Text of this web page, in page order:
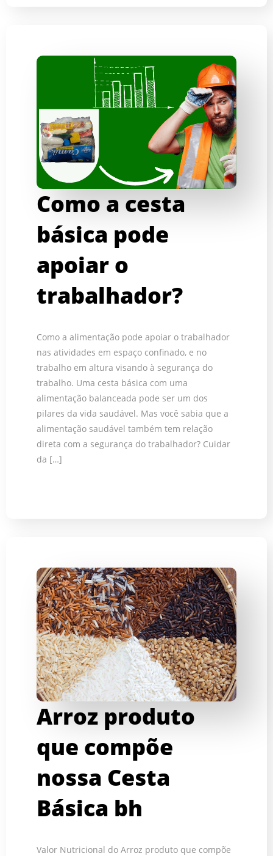
Como a cesta
básica pode
apoiar o
trabalhador?
Como a alimentação pode apoiar o trabalhador
nas atividades em espaço confinado, e no
trabalho em altura visando à segurança do
trabalho. Uma cesta básica com uma
alimentação balanceada pode ser um dos
pilares da vida saudável. Mas você sabia que a
alimentação saudável também tem relação
direta com a segurança do trabalhador? Cuidar
da […]
Arroz produto
que compõe
nossa Cesta
Básica bh
Valor Nutricional do Arroz produto que compõe